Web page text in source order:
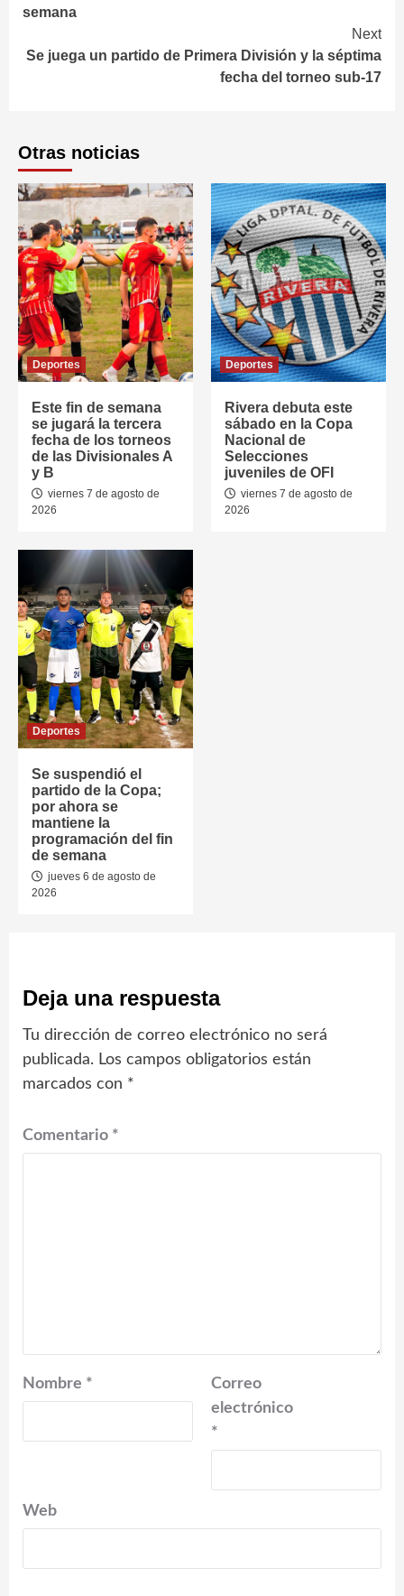
semana
Next
Se juega un partido de Primera División y la séptima
fecha del torneo sub-17
Otras noticias
Deportes
Este fin de semana
se jugará la tercera
fecha de los torneos
de las Divisionales A
y B
viernes 7 de agosto de
2026
Deportes
Rivera debuta este
sábado en la Copa
Nacional de
Selecciones
juveniles de OFI
viernes 7 de agosto de
2026
Deportes
Se suspendió el
partido de la Copa;
por ahora se
mantiene la
programación del fin
de semana
jueves 6 de agosto de
2026
Deja una respuesta
Tu dirección de correo electrónico no será
publicada. Los campos obligatorios están
marcados con *
Comentario *
Nombre *
Correo
electrónico
*
Web